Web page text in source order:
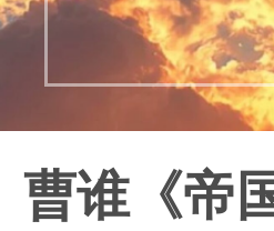
曹谁《帝